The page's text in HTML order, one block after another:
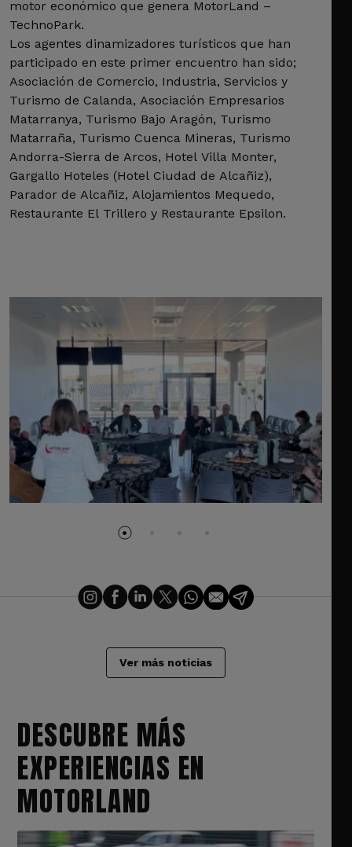
motor económico que genera MotorLand –
TechnoPark.
Los agentes dinamizadores turísticos que han
participado en este primer encuentro han sido;
Asociación de Comercio, Industria, Servicios y
Turismo de Calanda, Asociación Empresarios
Matarranya, Turismo Bajo Aragón, Turismo
Matarraña, Turismo Cuenca Mineras, Turismo
Andorra-Sierra de Arcos, Hotel Villa Monter,
Gargallo Hoteles (Hotel Ciudad de Alcañiz),
Parador de Alcañiz, Alojamientos Mequedo,
Restaurante El Trillero y Restaurante Epsilon.
Ver más noticias
DESCUBRE MÁS
EXPERIENCIAS EN
MOTORLAND